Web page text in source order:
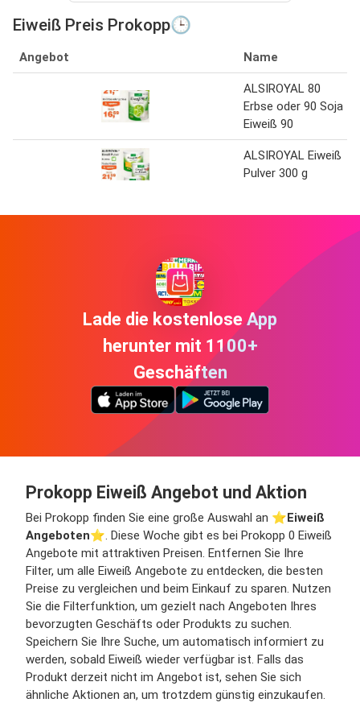
Eiweiß Preis Prokopp🕒
Angebot Name
ALSIROYAL 80
Erbse oder 90 Soja
Eiweiß 90
ALSIROYAL Eiweiß
Pulver 300 g
Lade die kostenlose App
herunter mit 1100+
Geschäften
Prokopp Eiweiß Angebot und Aktion
Bei Prokopp finden Sie eine große Auswahl an ⭐️Eiweiß
Angeboten⭐️. Diese Woche gibt es bei Prokopp 0 Eiweiß
Angebote mit attraktiven Preisen. Entfernen Sie Ihre
Filter, um alle Eiweiß Angebote zu entdecken, die besten
Preise zu vergleichen und beim Einkauf zu sparen. Nutzen
Sie die Filterfunktion, um gezielt nach Angeboten Ihres
bevorzugten Geschäfts oder Produkts zu suchen.
Speichern Sie Ihre Suche, um automatisch informiert zu
werden, sobald Eiweiß wieder verfügbar ist. Falls das
Produkt derzeit nicht im Angebot ist, sehen Sie sich
ähnliche Aktionen an, um trotzdem günstig einzukaufen.